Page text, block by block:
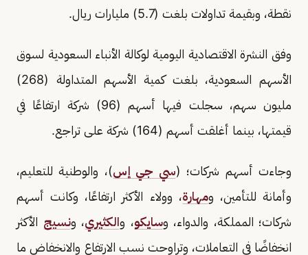
نقطة، وبقيمة تداولات بلغت (5.7) مليارات ريال.
وفق النشرة الاقتصادية اليومية لوكالة الأنباء السعودية لسوق
الأسهم السعودية، بلغت كمية الأسهم المتداولة (268)
مليون سهم، سجلت فيها أسهم (96) شركة ارتفاعًا في
قيمتها، بينما أغلقت أسهم (164) شركة على تراجع.
وجاءت أسهم شركات؛ (سي جي إس)، والوطنية للتعليم،
وأمانة للتأمين، ومهارة، وولاء الأكثر ارتفاعًا، وكانت أسهم
شركات؛ المملكة، والدواء، وسايكو، والكثيري، ونسيج الأكثر
انخفاضًا في التعاملات، وتراوحت نسب الارتفاع والانخفاض ما